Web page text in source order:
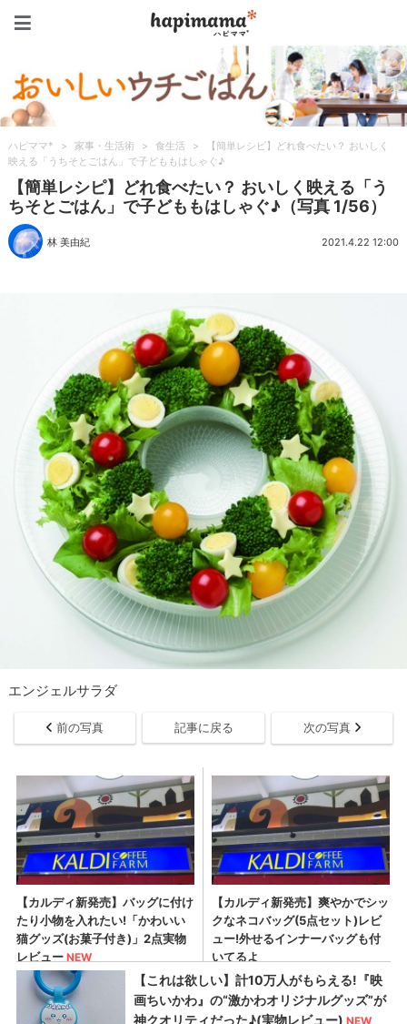
ハピママ* > 家事・生活術 > 食生活 >
【簡単レシピ】どれ食べたい？ おいしく
映える「うちそとごはん」で子どももはしゃぐ♪
【簡単レシピ】どれ食べたい？ おいしく映える「う
ちそとごはん」で子どももはしゃぐ♪（写真 1/56）
林 美由紀 2021.4.22 12:00
エンジェルサラダ
前の写真 記事に戻る 次の写真